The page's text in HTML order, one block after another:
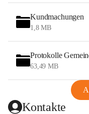
Kundmachungen
1,8 MB
Protokolle
63,49 MB
Kontakte